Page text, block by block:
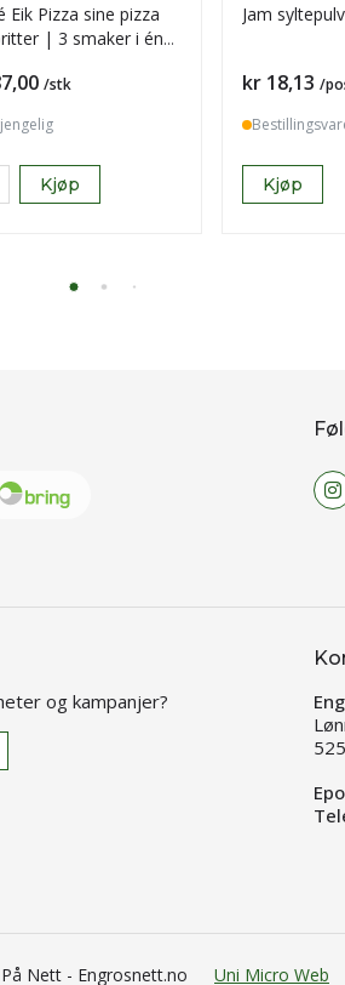
Eik Pizza sine pizza
| 3 smaker i én
/stk
Kjøp
Jam
Pris
kr 18,13 /
Kjøp
og kampanjer?
Nett - Engrosnett.no Uni Micro Web